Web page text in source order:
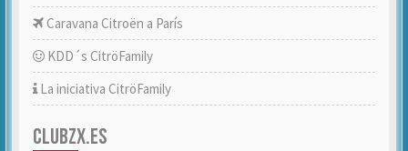
Caravana Citroën a París
KDD´s CitröFamily
La iniciativa CitröFamily
CLUBZX.ES